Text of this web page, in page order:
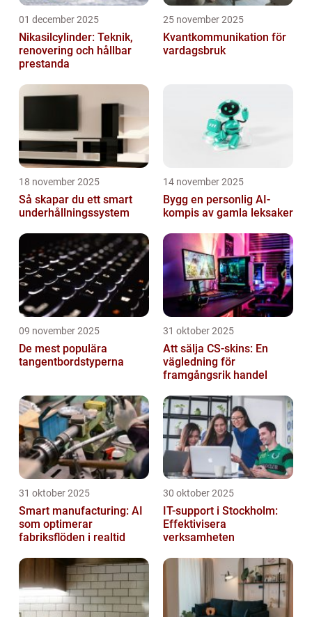
01 december 2025
Nikasilcylinder: Teknik,
renovering och hållbar
prestanda
25 november 2025
Kvantkommunikation för
vardagsbruk
18 november 2025
Så skapar du ett smart
underhållningssystem
14 november 2025
Bygg en personlig AI-
kompis av gamla leksaker
09 november 2025
De mest populära
tangentbordstyperna
31 oktober 2025
Att sälja CS-skins: En
vägledning för
framgångsrik handel
31 oktober 2025
Smart manufacturing: AI
som optimerar
fabriksflöden i realtid
30 oktober 2025
IT-support i Stockholm:
Effektivisera
verksamheten